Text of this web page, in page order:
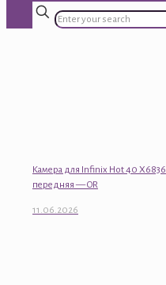
Камера для Infinix Hot 40 X6836
передняя — OR
11.06.2026